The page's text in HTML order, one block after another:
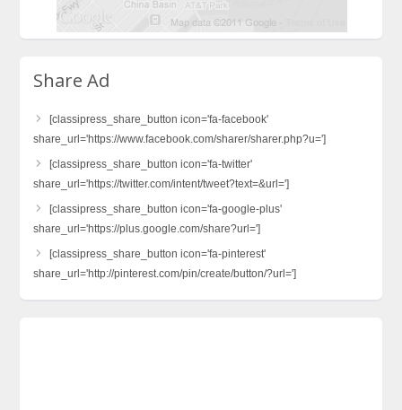
Share Ad
[classipress_share_button icon='fa-facebook'
share_url='https://www.facebook.com/sharer/sharer.php?u=']
[classipress_share_button icon='fa-twitter'
share_url='https://twitter.com/intent/tweet?text=&url=']
[classipress_share_button icon='fa-google-plus'
share_url='https://plus.google.com/share?url=']
[classipress_share_button icon='fa-pinterest'
share_url='http://pinterest.com/pin/create/button/?url=']